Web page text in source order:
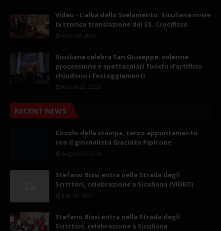
Video - L'alba dello Svelamento: Siculiana rivive
la storica translazione del SS. Crocifisso
April 28, 2025
Siculiana celebra San Giuseppe: solenne
processione e spettacolari fuochi d’artificio
chiudono i festeggiamenti
March 20, 2025
RECENT NEWS
Circolo della stampa, terzo appuntamento
con il giornalista Giacinto Pipitone
August 04, 2026
Stefano Bissi entra nella Strada degli
Scrittori, celebrazione a Siculiana (VIDEO)
July 30, 2026
Stefano Bissi entra nella Strada degli
Scrittori, celebrazione a Siculiana